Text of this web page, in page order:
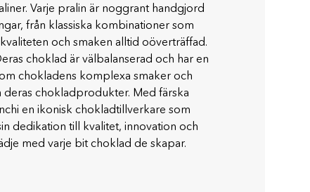
Varje pralin är noggrant handgjord
från klassiska kombinationer som
och smaken alltid oöverträffad.
choklad är välbalanserad och har en
chokladens komplexa smaker och
deras chokladprodukter. Med färska
en ikonisk chokladtillverkare som
dedikation till kvalitet, innovation och
med varje bit choklad de skapar.